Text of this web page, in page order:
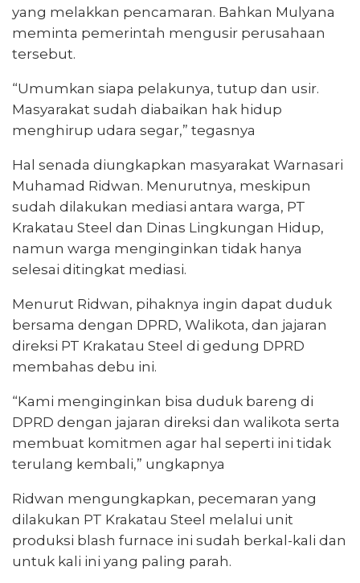
yang melakkan pencamaran. Bahkan Mulyana
meminta pemerintah mengusir perusahaan
tersebut.
“Umumkan siapa pelakunya, tutup dan usir.
Masyarakat sudah diabaikan hak hidup
menghirup udara segar,” tegasnya
Hal senada diungkapkan masyarakat Warnasari
Muhamad Ridwan. Menurutnya, meskipun
sudah dilakukan mediasi antara warga, PT
Krakatau Steel dan Dinas Lingkungan Hidup,
namun warga menginginkan tidak hanya
selesai ditingkat mediasi.
Menurut Ridwan, pihaknya ingin dapat duduk
bersama dengan DPRD, Walikota, dan jajaran
direksi PT Krakatau Steel di gedung DPRD
membahas debu ini.
“Kami menginginkan bisa duduk bareng di
DPRD dengan jajaran direksi dan walikota serta
membuat komitmen agar hal seperti ini tidak
terulang kembali,” ungkapnya
Ridwan mengungkapkan, pecemaran yang
dilakukan PT Krakatau Steel melalui unit
produksi blash furnace ini sudah berkal-kali dan
untuk kali ini yang paling parah.